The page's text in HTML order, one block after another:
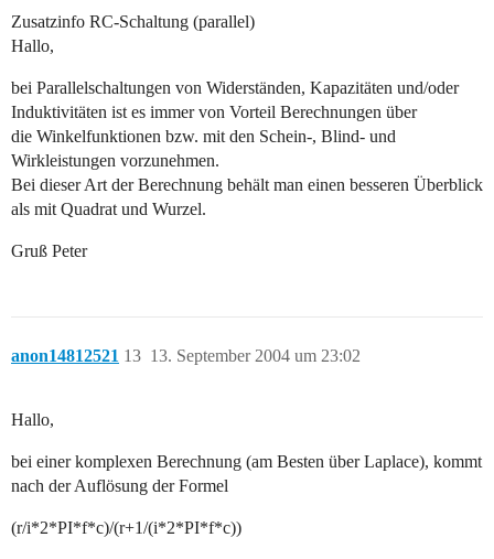
Zusatzinfo RC-Schaltung (parallel)
Hallo,
bei Parallelschaltungen von Widerständen, Kapazitäten und/oder
Induktivitäten ist es immer von Vorteil Berechnungen über
die Winkelfunktionen bzw. mit den Schein-, Blind- und
Wirkleistungen vorzunehmen.
Bei dieser Art der Berechnung behält man einen besseren Überblick
als mit Quadrat und Wurzel.
Gruß Peter
anon14812521 13. September 2004 um 23:02
13
Hallo,
bei einer komplexen Berechnung (am Besten über Laplace), kommt
nach der Auflösung der Formel
(r/i*2*PI*f*c)/(r+1/(i*2*PI*f*c))